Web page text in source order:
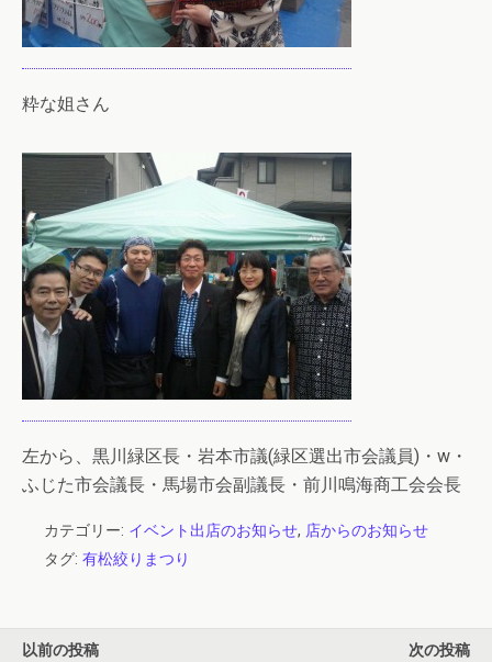
粋な姐さん
左から、黒川緑区長・岩本市議(緑区選出市会議員)・w・
ふじた市会議長・馬場市会副議長・前川鳴海商工会会長
カテゴリー: イベント出店のお知らせ, 店からのお知らせ
タグ: 有松絞りまつり
以前の投稿 次の投稿